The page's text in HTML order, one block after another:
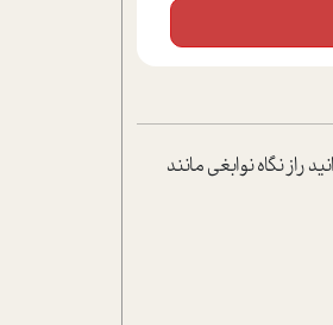
نگاه نوابغی مانند